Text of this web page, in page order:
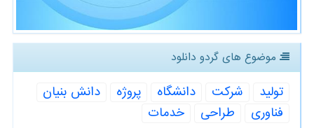
موضوع های گردو دانلود
تولید شركت دانشگاه پروژه
دانش بنیان
فناوری
طراحی خدمات